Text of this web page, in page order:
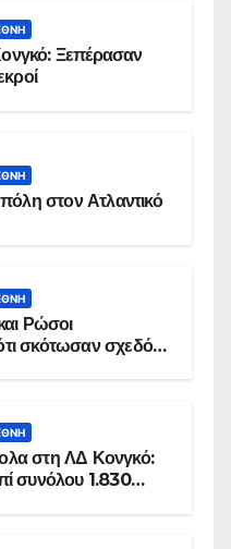
Ξεπέρασαν
στον Ατλαντικό
Ρώσοι
σκότωσαν σχεδόν
στη ΛΔ Κονγκό:
συνόλου 1.830